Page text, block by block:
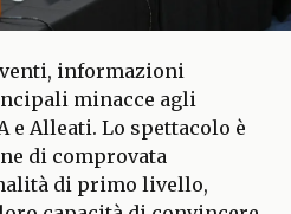
informazioni
minacce agli
e Alleati. Lo spettacolo è
di comprovata
di primo livello,